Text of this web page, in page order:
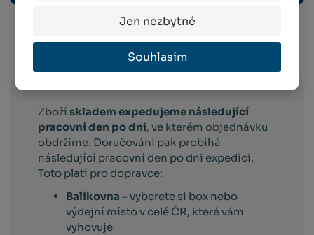
Jen nezbytné
Souhlasím
Info o přepravě:
Zbožískladem expedujeme následující
pracovní den po dni, ve kterém objednávku
obdržíme. Doručování pak probíhá
následující pracovní den po dni expedici.
Toto platí pro dopravce:
Balíkovna –vyberete si box nebo
výdejní místo v celé ČR, které vám
vyhovuje